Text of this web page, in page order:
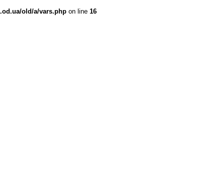
old/a/vars.php on line 16